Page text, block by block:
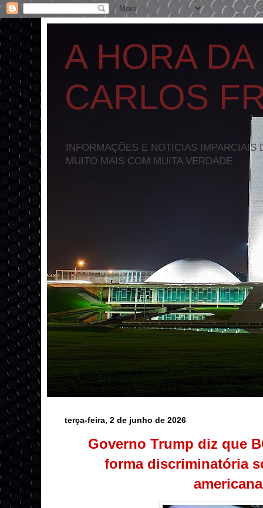
A HORA
CARLOS
INFORMAÇÕES E NOTÍCIAS
MUITO MAIS COM MUITA VERDADE
terça-feira, 2 de junho de 2026
Governo Trump diz que
forma discriminatória